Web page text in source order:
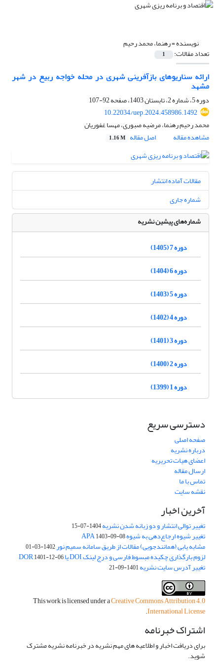
نویسنده =رهنما، محمد رحیم
تعداد مقالات: 1
ارائه سناریوهای بازآفرینی شهری در محله خواجه ربیع در شهر
مشهد
دوره 5، شماره 2، تابستان 1403، صفحه
92-107
10.22034/uep.2024.458986.1492
محمد رحیم رهنما، مرضیه صبوری، مهسا غفوریان
مشاهده مقاله
اصل مقاله 1.16 M
مقالات آماده انتشار
شماره جاری
شماره‌های پیشین نشریه
دوره 7 (1405)
دوره 6 (1404)
دوره 5 (1403)
دوره 4 (1402)
دوره 3 (1401)
دوره 2 (1400)
دوره 1 (1399)
دسترسی سریع
صفحه اصلی
درباره نشریه
اعضای هیات تحریریه
ارسال مقاله
تماس با ما
نقشه سایت
آخرین اخبار
تغییر توالی انتشار و دو زبانه شدن نشریه1404-07-15
تغییر شیوه ارجاع‌دهی به شیوه APA1403-09-08
مشابه یابی (همانندجویی) مقالات از طریق سامانه سمیم نور1402-03-01
لزوم بارگذاری چکیده مبسوط فارسی و درج لینک DOI یا DOR 1401-12-06
تغییر آدرس سایت نشریه1401-09-21
This work is licensed under aCreative Commons Attribution 4.0
International License
.
اشتراک خبرنامه
برای دریافت اخبار و اطلاعیه های مهم نشریه در خبرنامه نشریه مشترک
شوید.